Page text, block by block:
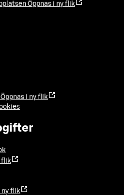
Öppnas i ny flik
Öppnas i ny flik
flik
ny flik